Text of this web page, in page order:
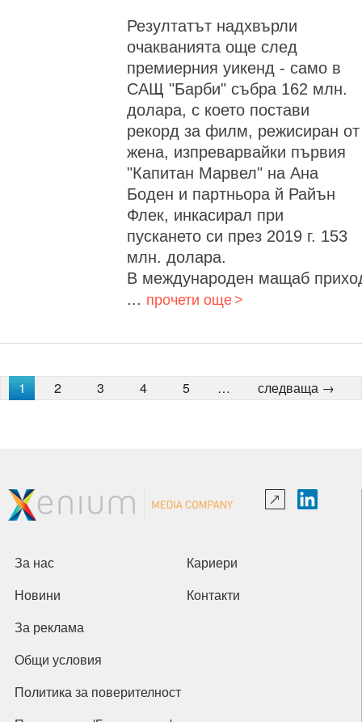
Резултатът надхвърли
очакванията още след
премиерния уикенд - само в
САЩ "Барби" събра 162 млн.
долара, с което постави
рекорд за филм, режисиран от
жена, изпреварвайки първия
"Капитан Марвел" на Ана
Боден и партньора й Райън
Флек, инкасирал при
пускането си през 2019 г. 153
млн. долара.
В международен мащаб
... прочети още
1 2 3 4 5 … следваща →
За нас Кариери
Новини Контакти
За реклама
Общи условия
Политика за поверителност